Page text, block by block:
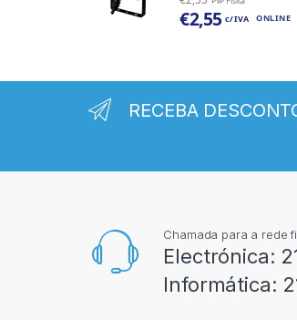
€2,55 c/ IVA ONLINE
RECEBA
Chamada para a rede
Electrónica:
Informática: